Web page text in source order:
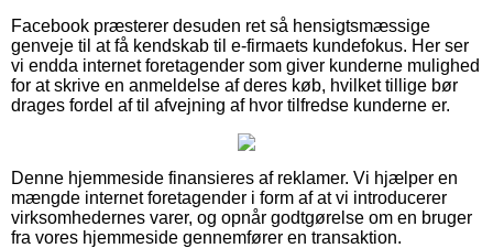
Facebook præsterer desuden ret så hensigtsmæssige
genveje til at få kendskab til e-firmaets kundefokus. Her ser
vi endda internet foretagender som giver kunderne mulighed
for at skrive en anmeldelse af deres køb, hvilket tillige bør
drages fordel af til afvejning af hvor tilfredse kunderne er.
Denne hjemmeside finansieres af reklamer. Vi hjælper en
mængde internet foretagender i form af at vi introducerer
virksomhedernes varer, og opnår godtgørelse om en bruger
fra vores hjemmeside gennemfører en transaktion.